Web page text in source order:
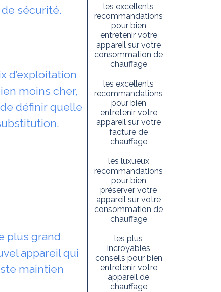
sécurité.
d’exploitation
moins cher,
définir quelle
plus grand
appareil qui
maintien
les excellents
recommandations
pour bien
entretenir votre
appareil sur votre
consommation de
chauffage
les excellents
recommandations
pour bien
entretenir votre
appareil sur votre
facture de
chauffage
les luxueux
recommandations
pour bien
préserver votre
appareil sur votre
consommation de
chauffage
les plus
incroyables
conseils pour bien
entretenir votre
appareil de
chauffage